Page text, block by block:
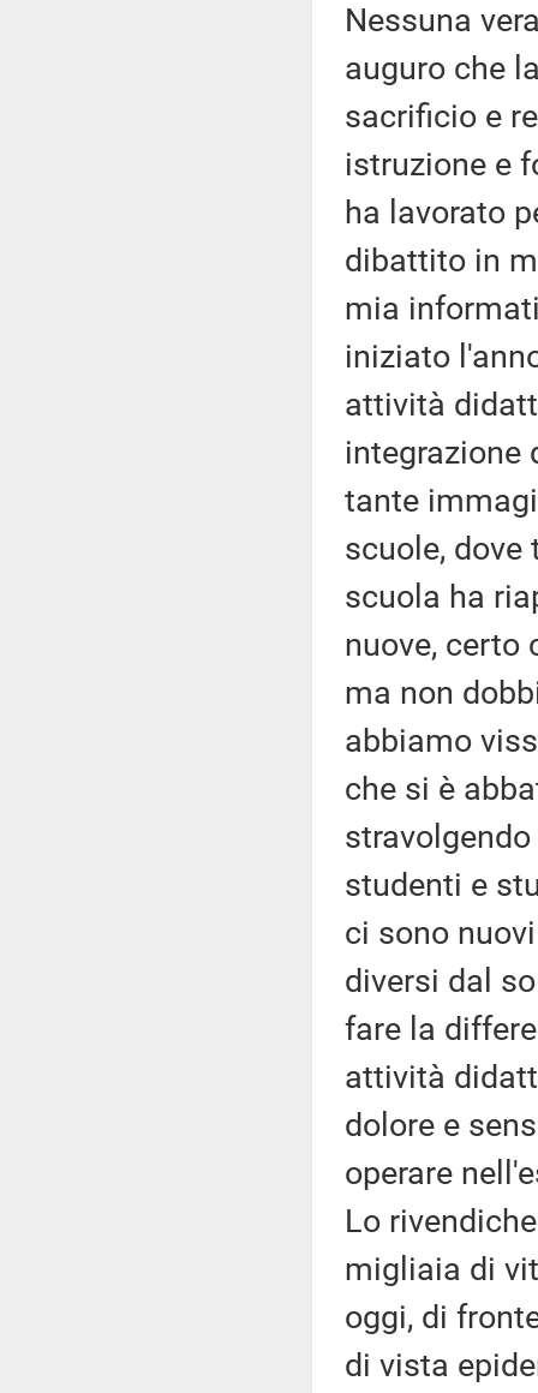
Nessuna
auguro che
sacrificio e
istruzione e
ha lavorato
dibattito in
mia
iniziato
attività
integrazione
tante
scuole,
scuola ha
nuove, certo
ma non
abbiamo
che si è
studenti e
ci sono
diversi dal
fare la
attività
dolore e
operare
Lo
migliaia di
oggi, di
di vista